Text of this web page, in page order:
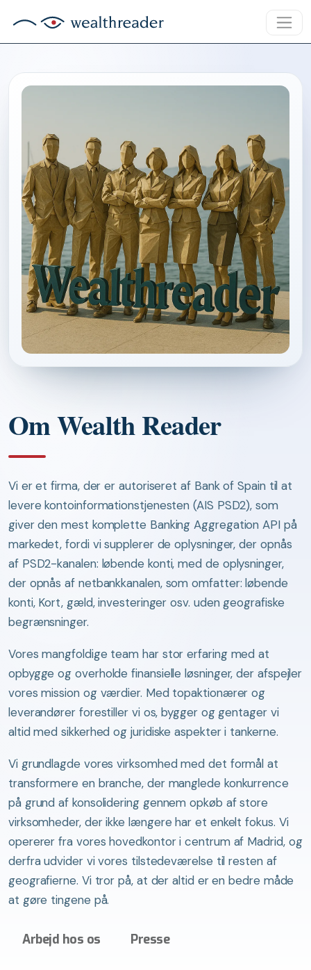
Om Wealth Reader
Vi er et firma, der er autoriseret af Bank of Spain til at
levere kontoinformationstjenesten (AIS PSD2), som
giver den mest komplette Banking Aggregation API på
markedet, fordi vi supplerer de oplysninger, der opnås
af PSD2-kanalen: løbende konti, med de oplysninger,
der opnås af netbankkanalen, som omfatter: løbende
konti, Kort, gæld, investeringer osv. uden geografiske
begrænsninger.
Vores mangfoldige team har stor erfaring med at
opbygge og overholde finansielle løsninger, der afspejler
vores mission og værdier. Med topaktionærer og
leverandører forestiller vi os, bygger og gentager vi
altid med sikkerhed og juridiske aspekter i tankerne.
Vi grundlagde vores virksomhed med det formål at
transformere en branche, der manglede konkurrence
på grund af konsolidering gennem opkøb af store
virksomheder, der ikke længere har et enkelt fokus. Vi
opererer fra vores hovedkontor i centrum af Madrid, og
derfra udvider vi vores tilstedeværelse til resten af
geografierne. Vi tror på, at der altid er en bedre måde
at gøre tingene på.
Arbejd hos os Presse